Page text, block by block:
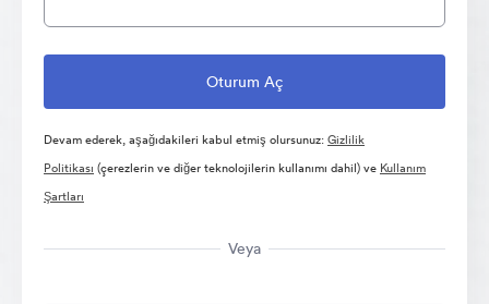
Devam ederek, aşağıdakileri kabul etmiş olursunuz:Gizlilik
Politikası (çerezlerin ve diğer teknolojilerin kullanımı dahil) ve Kullanım
Şartları
Veya